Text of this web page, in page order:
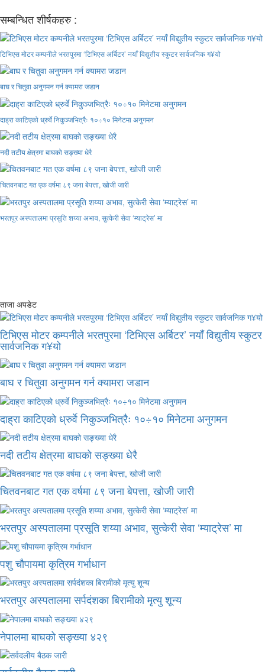
सम्बन्धित शीर्षकहरु :
टिभिएस मोटर कम्पनीले भरतपुरमा ‘टिभिएस अर्बिटर’ नयाँ विद्युतीय स्कुटर सार्वजनिक ग¥यो
बाघ र चितुवा अनुगमन गर्न क्यामरा जडान
दाह्रा काटिएको ध्रुर्वे निकुञ्जभित्रैः १०÷१० मिनेटमा अनुगमन
नदी तटीय क्षेत्रमा बाघको सङ्ख्या धेरै
चितवनबाट गत एक वर्षमा ८९ जना बेपत्ता, खोजी जारी
भरतपुर अस्पतालमा प्रसूति शय्या अभाव, सुत्केरी सेवा ‘म्याट्रेस’ मा
ताजा अपडेट
टिभिएस मोटर कम्पनीले भरतपुरमा ‘टिभिएस अर्बिटर’ नयाँ विद्युतीय स्कुटर
सार्वजनिक ग¥यो
बाघ र चितुवा अनुगमन गर्न क्यामरा जडान
दाह्रा काटिएको ध्रुर्वे निकुञ्जभित्रैः १०÷१० मिनेटमा अनुगमन
नदी तटीय क्षेत्रमा बाघको सङ्ख्या धेरै
चितवनबाट गत एक वर्षमा ८९ जना बेपत्ता, खोजी जारी
भरतपुर अस्पतालमा प्रसूति शय्या अभाव, सुत्केरी सेवा ‘म्याट्रेस’ मा
पशु चौपायमा कृत्रिम गर्भाधान
भरतपुर अस्पतालमा सर्पदंशका बिरामीको मृत्यु शून्य
नेपालमा बाघको सङ्ख्या ४२९